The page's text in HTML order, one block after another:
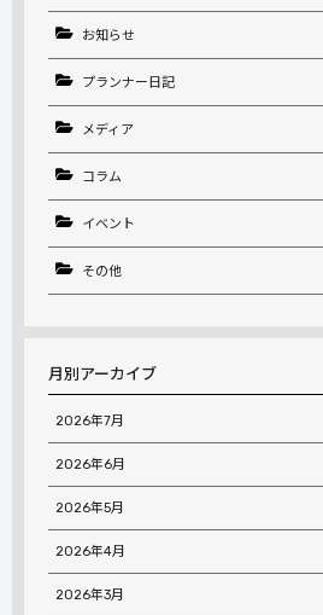
お知らせ
プランナー日記
メディア
コラム
イベント
その他
月別アーカイブ
2026年7月
2026年6月
2026年5月
2026年4月
2026年3月